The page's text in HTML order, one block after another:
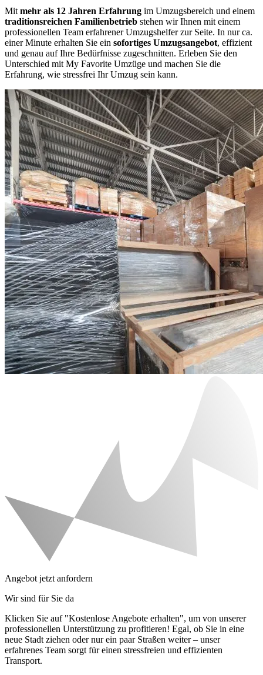
Mit mehr als 12 Jahren Erfahrung im Umzugsbereich und einem
traditionsreichen Familienbetrieb stehen wir Ihnen mit einem
professionellen Team erfahrener Umzugshelfer zur Seite. In nur ca.
einer Minute erhalten Sie ein sofortiges Umzugsangebot, effizient
und genau auf Ihre Bedürfnisse zugeschnitten. Erleben Sie den
Unterschied mit My Favorite Umzüge und machen Sie die
Erfahrung, wie stressfrei Ihr Umzug sein kann.
Angebot jetzt anfordern
Wir sind für Sie da
Klicken Sie auf "Kostenlose Angebote erhalten", um von unserer
professionellen Unterstützung zu profitieren! Egal, ob Sie in eine
neue Stadt ziehen oder nur ein paar Straßen weiter – unser
erfahrenes Team sorgt für einen stressfreien und effizienten
Transport.